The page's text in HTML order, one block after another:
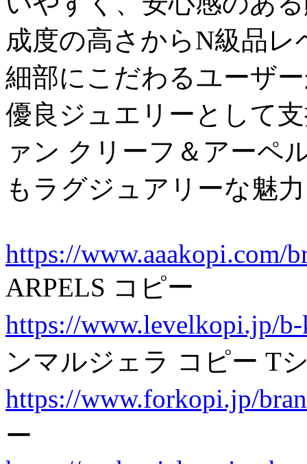
成度の高さからN級品
細部にこだわるユーザ
優良ジュエリーとして
ァン クリーフ＆アーペ
もラグジュアリーな魅
https://www.aaakopi.com/
ARPELS コピー
https://www.levelkopi.jp/
ンマルジェラ コピー T
https://www.forkopi.jp/
ー